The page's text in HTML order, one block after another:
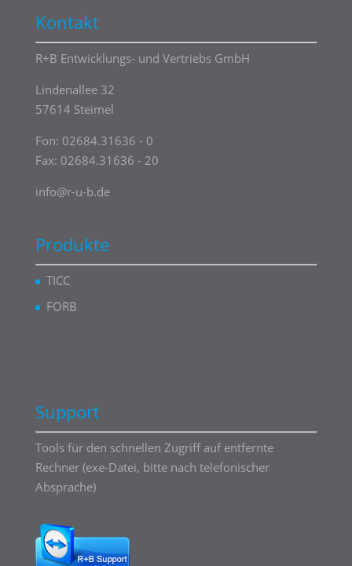
Kontakt
R+B Entwicklungs- und Vertriebs GmbH
Lindenallee 32
57614 Steimel
Fon: 02684.31636 - 0
Fax: 02684.31636 - 20
info@r-u-b.de
Produkte
TICC
FORB
Support
Tools für den schnellen Zugriff auf entfernte
Rechner (exe-Datei, bitte nach telefonischer
Absprache)